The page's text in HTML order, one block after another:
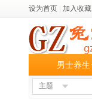
设为首页 加入收藏
男士养生
主题